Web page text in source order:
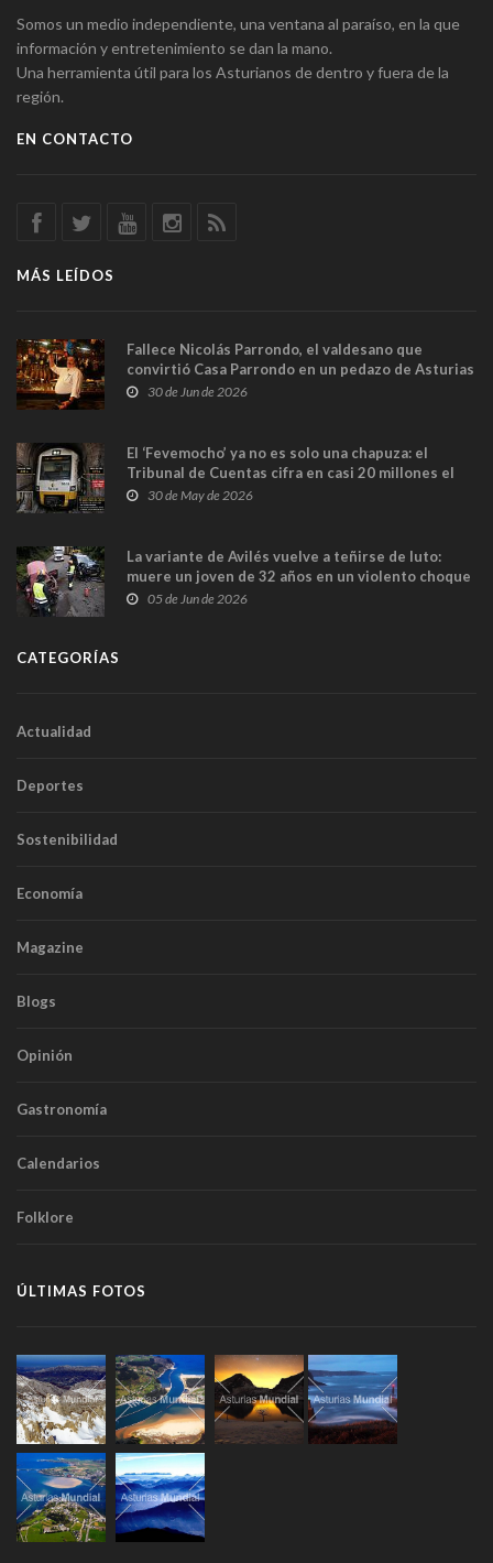
Somos un medio independiente, una ventana al paraíso, en la que
información y entretenimiento se dan la mano.
Una herramienta útil para los Asturianos de dentro y fuera de la
región.
EN CONTACTO
MÁS LEÍDOS
Fallece Nicolás Parrondo, el valdesano que
convirtió Casa Parrondo en un pedazo de Asturias
en Madrid
30 de Jun de 2026
El ‘Fevemocho’ ya no es solo una chapuza: el
Tribunal de Cuentas cifra en casi 20 millones el
sobrecoste de los trenes que no cabían por los
30 de May de 2026
La variante de Avilés vuelve a teñirse de luto:
muere un joven de 32 años en un violento choque
frontal
05 de Jun de 2026
CATEGORÍAS
Actualidad
Deportes
Sostenibilidad
Economía
Magazine
Blogs
Opinión
Gastronomía
Calendarios
Folklore
ÚLTIMAS FOTOS